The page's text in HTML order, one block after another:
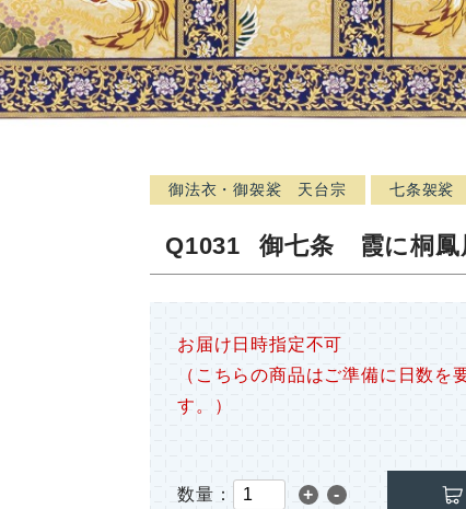
御法衣・御袈裟 天台宗 七条袈裟
Q1031 御七条 霞に桐鳳
お届け日時指定不可
（こちらの商品はご準備に日数を
す。）
数量： + -